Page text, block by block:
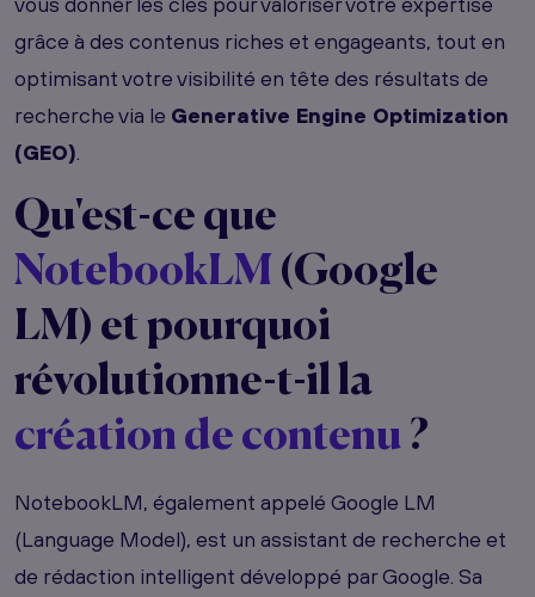
grâce à des contenus riches et engageants, tout en
optimisant votre visibilité en tête des résultats de
recherche via le Generative Engine Optimization
(GEO).
Qu'est-ce que
NotebookLM (Google
LM) et pourquoi
révolutionne-t-il la
création de contenu ?
NotebookLM, également appelé Google LM
(Language Model), est un assistant de recherche et
de rédaction intelligent développé par Google. Sa